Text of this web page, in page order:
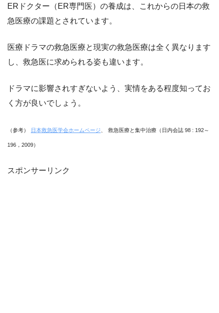
ERドクター（ER専門医）の養成は、これからの日本の救
急医療の課題とされています。
医療ドラマの救急医療と現実の救急医療は全く異なります
し、救急医に求められる姿も違います。
ドラマに影響されすぎないよう、実情をある程度知ってお
く方が良いでしょう。
（参考） 日本救急医学会ホームページ 救急医療と集中治療（日内会誌 98 : 192～
196，2009）
スポンサーリンク